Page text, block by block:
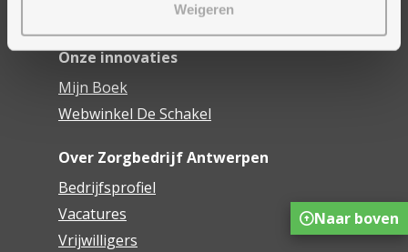
Weigeren
Onze innovaties
Mijn Boek
Webwinkel De Schakel
Over Zorgbedrijf Antwerpen
Bedrijfsprofiel
Vacatures
Vrijwilligers
Naar boven